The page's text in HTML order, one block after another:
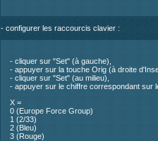
- configurer les raccourcis clavier :
- cliquer sur "Set" (à gauche),
- appuyer sur la touche Orig (à droite
- cliquer sur "Set" (au milieu),
- appuyer sur le chiffre correspondant sur
X =
0 (Europe Force Group)
1 (2/33)
2 (Bleu)
3 (Rouge)